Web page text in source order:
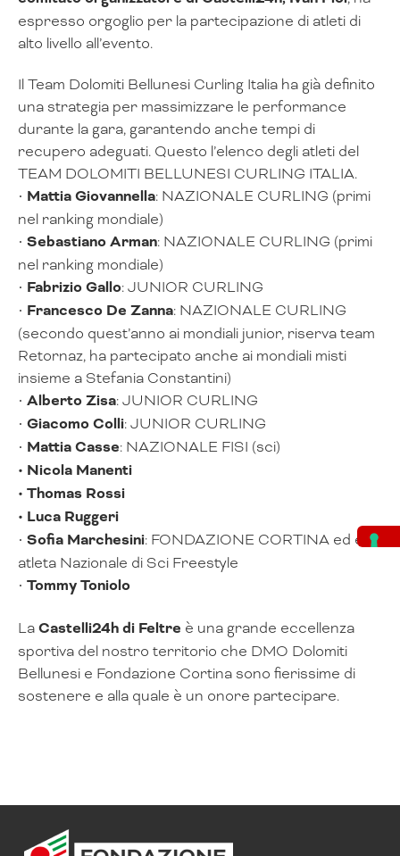
espresso orgoglio per la partecipazione di atleti di
alto livello all’evento.
Il Team Dolomiti Bellunesi Curling Italia ha già definito
una strategia per massimizzare le performance
durante la gara, garantendo anche tempi di
recupero adeguati. Questo l’elenco degli atleti del
TEAM DOLOMITI BELLUNESI CURLING ITALIA.
• Mattia Giovannella: NAZIONALE CURLING (primi
nel ranking mondiale)
• Sebastiano Arman: NAZIONALE CURLING (primi
nel ranking mondiale)
• Fabrizio Gallo: JUNIOR CURLING
• Francesco De Zanna: NAZIONALE CURLING
(secondo quest’anno ai mondiali junior, riserva team
Retornaz, ha partecipato anche ai mondiali misti
insieme a Stefania Constantini)
• Alberto Zisa: JUNIOR CURLING
• Giacomo Colli: JUNIOR CURLING
• Mattia Casse: NAZIONALE FISI (sci)
• Nicola Manenti
• Thomas Rossi
• Luca Ruggeri
• Sofia Marchesini: FONDAZIONE CORTINA ed ex
atleta Nazionale di Sci Freestyle
• Tommy Toniolo
LaCastelli24h di Feltre è una grande eccellenza
sportiva del nostro territorio che DMO Dolomiti
Bellunesi e Fondazione Cortina sono fierissime di
sostenere e alla quale è un onore partecipare.